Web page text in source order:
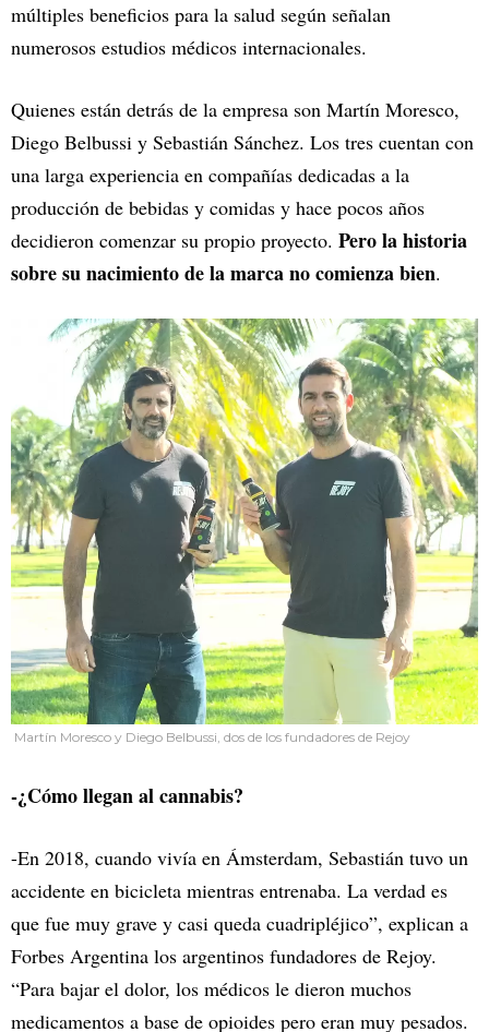
múltiples beneficios para la salud según señalan
numerosos estudios médicos internacionales.
Quienes están detrás de la empresa son Martín Moresco,
Diego Belbussi y Sebastián Sánchez. Los tres cuentan con
una larga experiencia en compañías dedicadas a la
producción de bebidas y comidas y hace pocos años
decidieron comenzar su propio proyecto. Pero la historia
sobre su nacimiento de la marca no comienza bien.
Martín Moresco y Diego Belbussi, dos de los fundadores de Rejoy
-¿Cómo llegan al cannabis?
-En 2018, cuando vivía en Ámsterdam, Sebastián tuvo un
accidente en bicicleta mientras entrenaba. La verdad es
que fue muy grave y casi queda cuadripléjico”, explican a
Forbes Argentina los argentinos fundadores de Rejoy.
“Para bajar el dolor, los médicos le dieron muchos
medicamentos a base de opioides pero eran muy pesados.